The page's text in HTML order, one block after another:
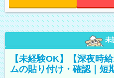
未
【未経験OK】【深夜時
ムの貼り付け・確認｜短